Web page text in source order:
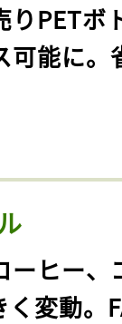
りPETボ
可能に。
ーヒー、
変動。